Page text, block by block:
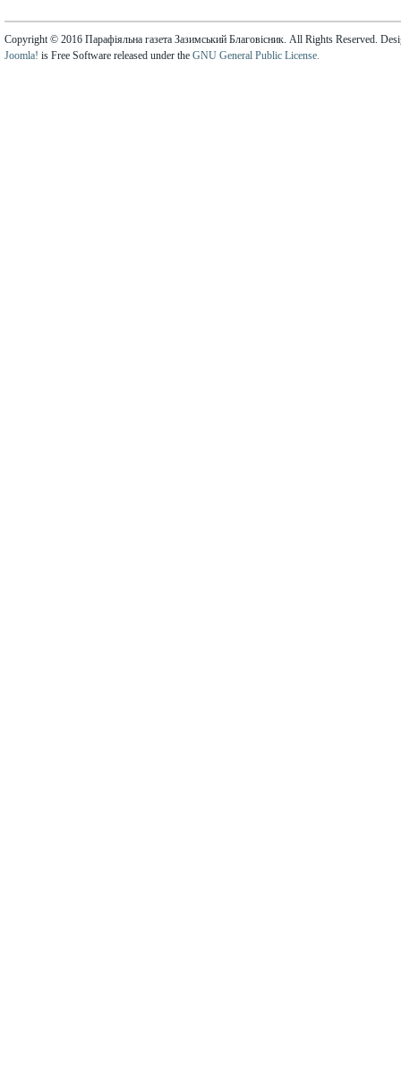
Copyright © 2016 Парафіяльна газета Зазимський Благовісник. All Rights Reserved.
Joomla! is Free Software released under the GNU General Public License.